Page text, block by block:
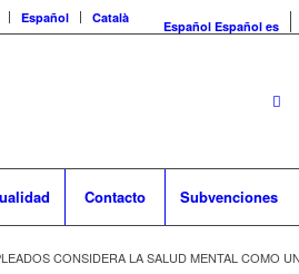
Español Català
Español Español es
Contacto Subvenciones
CONSIDERA LA SALUD MENTAL COMO